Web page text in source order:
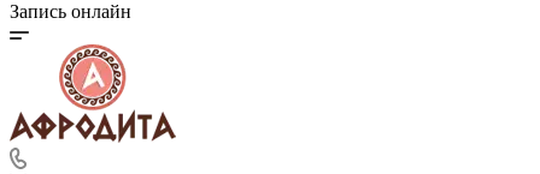
Запись онлайн